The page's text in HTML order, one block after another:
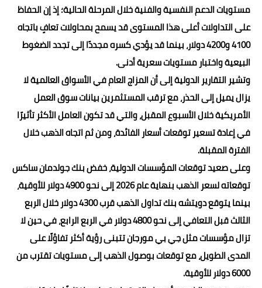
مستويات الدعم النفسية والفنية خلال المرحلة الحالية؛ إذ إن الحفاظ
على التداولات أعلى هذا المستوى قد يسمح بمحاولات تعافٍ باتجاه
4100 و4200 دولار، بينما قد يؤدي كسره مجددًا إلى تجدد الضغوط
البيعية واختبار مستويات سعرية أدنى.
وتشير التقارير الدولية إلى أن المزاج العام في الأسواق العالمية لا
يزال يميل إلى الحذر، مع ترقب المستثمرين بيانات سوق العمل
الأمريكية خلال الأسبوع المقبل، والتي قد تكون العامل الأكثر تأثيرًا
في إعادة تسعير توقعات أسعار الفائدة، ومن ثم اتجاه الذهب خلال
الفترة المقبلة.
وعلى صعيد توقعات المؤسسات الدولية، خفض بنك جولدمان ساكس
توقعاته لسعر الذهب بنهاية عام 2026 إلى نحو 4900 دولار للأوقية،
بينما يتوقع دويتشه بنك تداول الذهب قرب 4300 دولار خلال الربع
الثالث قبل التعافي إلى نحو 4800 دولار في الربع الرابع، في حين لا
تزال مؤسسات مثل جي بي مورجان تتبنى رؤية أكثر تفاؤلًا على
المدى الطويل، مع توقعات بوصول الذهب إلى مستويات تقترب من
6000 دولار للأوقية.